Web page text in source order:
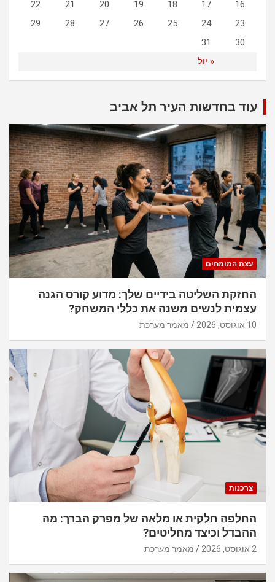
« יול
16
17
18
19
20
21
22
23
24
25
26
27
28
29
30
31
עוד בחדשות העיר תל אביב
עצת המומחים
החזקת השליטה בידיים שלך: מדוע קורס הגנה
עצמית לנשים משנה את כללי המשחק?
10 אוגוסט, 2026 מאמר מערכת
צרכנות
החלפה חלקית או מלאה של מפרק הברך: מה
ההבדל וכיצד מחליטים?
2 אוגוסט, 2026 מאמר מערכת